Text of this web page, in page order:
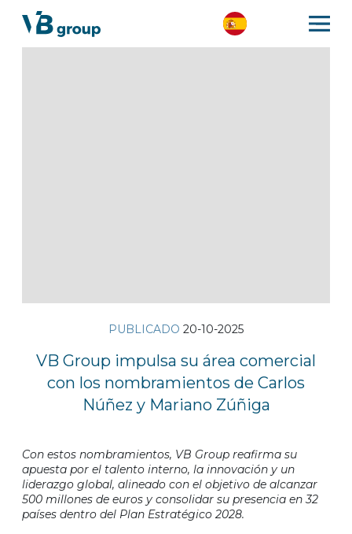
PUBLICADO 20-10-2025
VB Group impulsa su área comercial
con los nombramientos de Carlos
Núñez y Mariano Zúñiga
Con estos nombramientos, VB Group reafirma su
apuesta por el talento interno, la innovación y un
liderazgo global, alineado con el objetivo de alcanzar
500 millones de euros y consolidar su presencia en 32
países dentro del Plan Estratégico 2028.